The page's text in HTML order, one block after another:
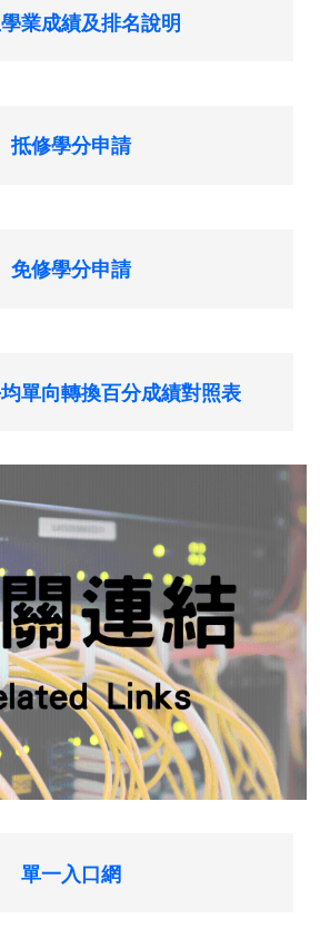
業成績及排名說明
抵修學分申請
免修學分申請
單向轉換百分成績對照表
單一入口網